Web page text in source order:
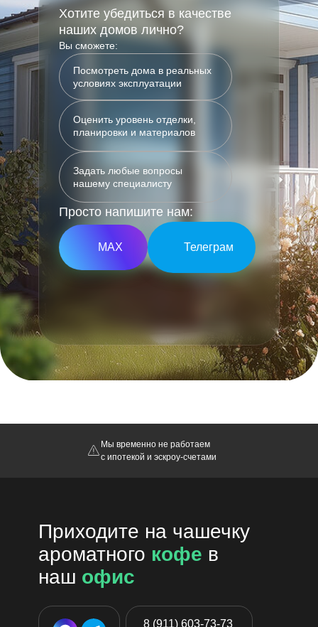
Хотите убедиться в качестве
наших домов лично?
Вы сможете:
Посмотреть дома в реальных
условиях эксплуатации
Оценить уровень отделки,
планировки и материалов
Задать любые вопросы
нашему специалисту
Просто напишите нам:
МАХ Телеграм
Мы временно не работаем
с ипотекой и эскроу-счетами
Приходите на чашечку
ароматного кофе в
наш офис
8 (911) 603-73-73